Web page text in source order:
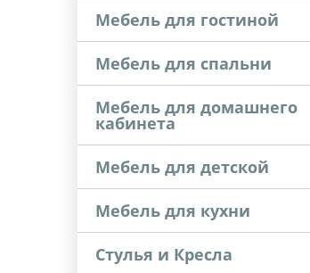
Мебель для гостиной
Мебель для спальни
Мебель для домашнего
кабинета
Мебель для детской
Мебель для кухни
Стулья и Кресла